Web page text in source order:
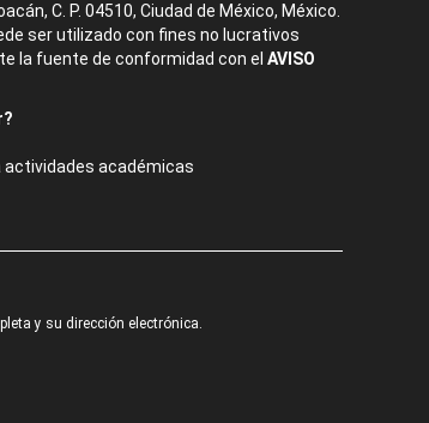
C. P. 04510, Ciudad de México, México.
ser utilizado con fines no lucrativos
la fuente de conformidad con el AVISO
actividades académicas
y su dirección electrónica.